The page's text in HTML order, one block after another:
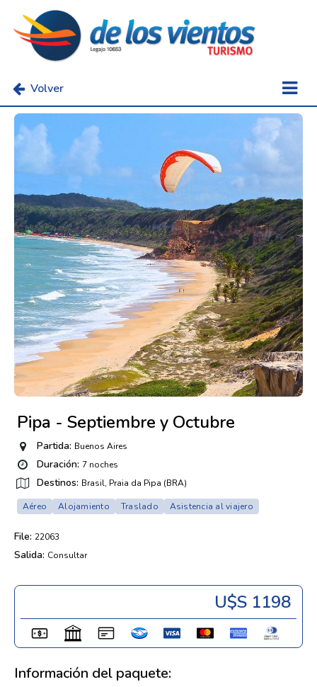
Volver
Pipa - Septiembre y Octubre
Partida: Buenos Aires
Duración: 7 noches
Destinos: Brasil, Praia da Pipa (BRA)
Aéreo Alojamiento Traslado Asistencia al viajero
File: 22063
Salida: Consultar
U$s 1198
Información del paquete: